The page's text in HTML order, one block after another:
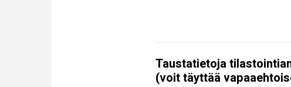
Taustatietoja
(voit täyttää